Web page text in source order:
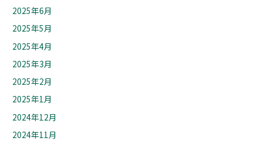
2025年6月
2025年5月
2025年4月
2025年3月
2025年2月
2025年1月
2024年12月
2024年11月